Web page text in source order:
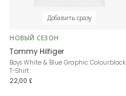
Добавить сразу
НОВЫЙ СЕЗОН
Tommy Hilfiger
Boys White & Blue Graphic Colourblock
T-Shirt
22,00 £